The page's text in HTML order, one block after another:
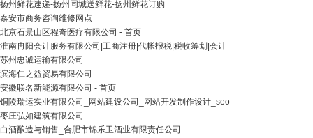
扬州鲜花速递-扬州同城送鲜花-扬州鲜花订购
泰安市商务咨询维修网点
北京石景山区程奇医疗有限公司 - 首页
淮南冉阳会计服务有限公司|工商注册|代帐报税|税收筹划|会计
苏州忠诚运输有限公司
滨海仁之益贸易有限公司
安徽联名新能源有限公司 - 首页
铜陵瑞运实业有限公司_网站建设公司_网站开发制作设计_seo
枣庄弘如建筑有限公司
白酒酿造与销售_合肥市锦乐卫酒业有限责任公司